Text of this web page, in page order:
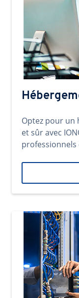
Optez pour un
et sûr avec